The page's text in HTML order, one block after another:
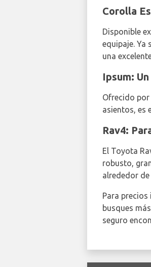
Corolla
Disponible
equipaje. Ya
una
Ipsum:
Ofrecido por
asientos, es
Rav4:
El Toyota
robusto,
alrededor de
Para
busques
seguro